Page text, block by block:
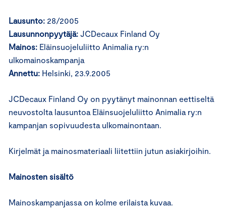
Lausunto: 28/2005
Lausunnonpyytäjä: JCDecaux Finland Oy
Mainos: Eläinsuojeluliitto Animalia ry:n
ulkomainoskampanja
Annettu: Helsinki, 23.9.2005
JCDecaux Finland Oy on pyytänyt mainonnan eettiseltä
neuvostolta lausuntoa Eläinsuojeluliitto Animalia ry:n
kampanjan sopivuudesta ulkomainontaan.
Kirjelmät ja mainosmateriaali liitettiin jutun asiakirjoihin.
Mainosten sisältö
Mainoskampanjassa on kolme erilaista kuvaa.